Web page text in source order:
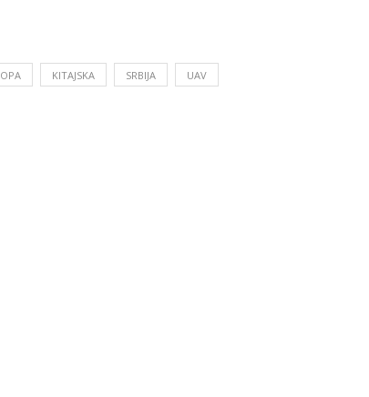
KITAJSKA SRBIJA UAV